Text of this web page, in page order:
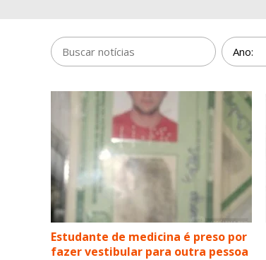
Estudante de medicina é preso por
fazer vestibular para outra pessoa